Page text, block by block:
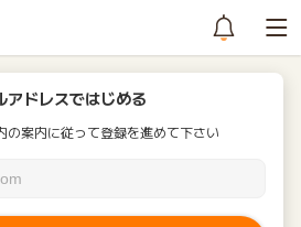
アドレスではじめる
の案内に従って登録を進めて下さい